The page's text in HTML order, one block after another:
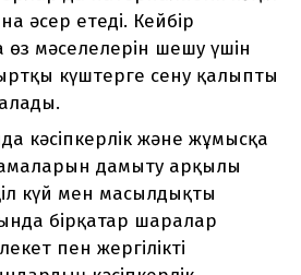
әсер етеді. Кейбір
мәселелерін шешу үшін
күштерге сену қалыпты
кәсіпкерлік және жұмысқа
дамыту арқылы
күй мен масылдықты
бірқатар шаралар
пен жергілікті